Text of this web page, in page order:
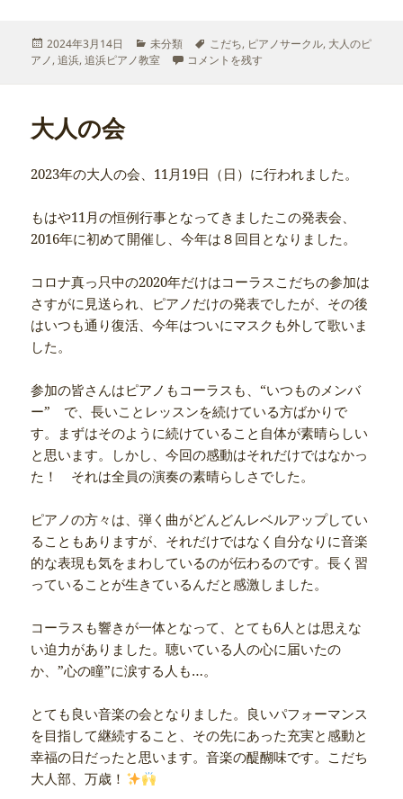
投
稿
2024年3月14日
カ
テ
未分類
タ
グ
こだち, ピアノサークル, 大人のピ
アノ,追浜,追浜ピアノ教室 ピアノの勧め
コメントを残す
大人の会
2023年の大人の会、11月19日（日）に行われました。
もはや11月の恒例行事となってきましたこの発表会、
2016年に初めて開催し、今年は８回目となりました。
コロナ真っ只中の2020年だけはコーラスこだちの参加は
さすがに見送られ、ピアノだけの発表でしたが、その後
はいつも通り復活、今年はついにマスクも外して歌いま
した。
参加の皆さんはピアノもコーラスも、“いつものメンバ
ー” で、長いことレッスンを続けている方ばかりで
す。まずはそのように続けていること自体が素晴らしい
と思います。しかし、今回の感動はそれだけではなかっ
た！ それは全員の演奏の素晴らしさでした。
ピアノの方々は、弾く曲がどんどんレベルアップしてい
ることもありますが、それだけではなく自分なりに音楽
的な表現も気をまわしているのが伝わるのです。長く習
っていることが生きているんだと感激しました。
コーラスも響きが一体となって、とても6人とは思えな
い迫力がありました。聴いている人の心に届いたの
か、”心の瞳”に涙する人も…。
とても良い音楽の会となりました。良いパフォーマンス
を目指して継続すること、その先にあった充実と感動と
幸福の日だったと思います。音楽の醍醐味です。こだち
大人部、万歳！